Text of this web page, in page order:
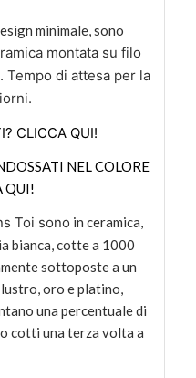
minimale, sono
montata su filo
Tempo di attesa per la
CLICCA QUI!
NEL COLORE
QUI!
Toi sono in ceramica,
bianca, cotte a 1000
sottoposte a un
oro e platino,
una percentuale di
cotti una terza volta a